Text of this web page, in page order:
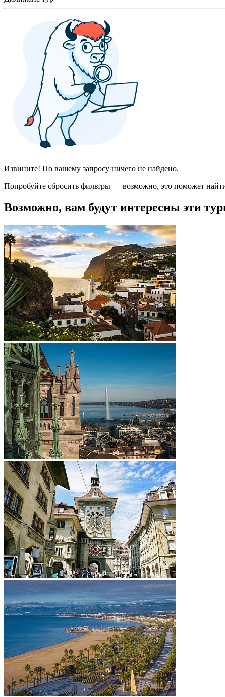
Извините! По вашему запросу ничего не найдено.
Попробуйте сбросить фильтры — возможно, это поможет
Возможно, вам будут интересны эти